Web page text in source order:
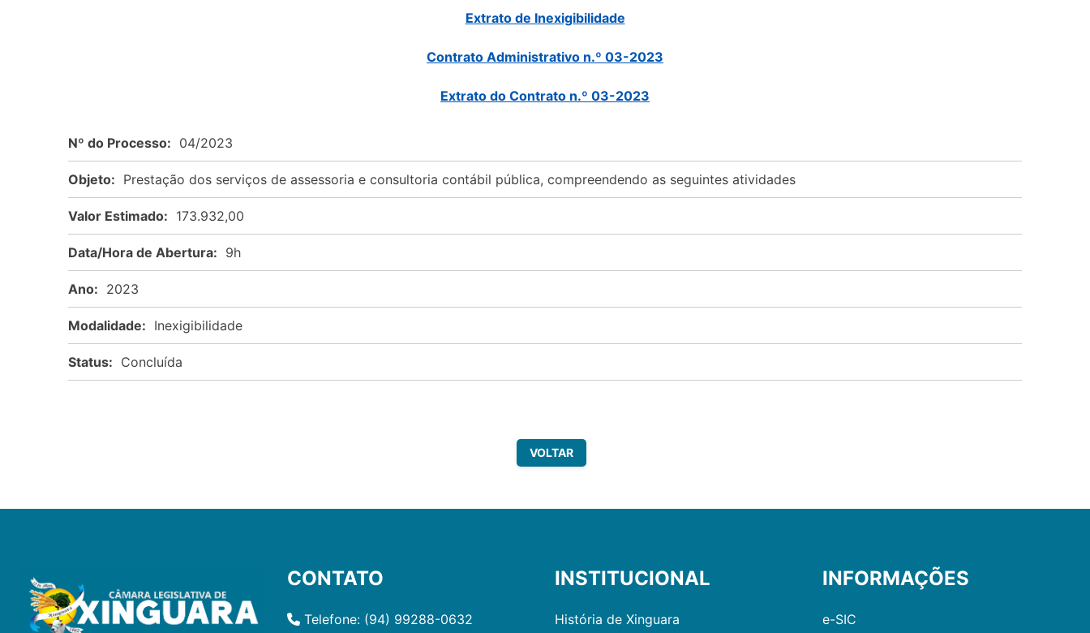
Extrato de Inexigibilidade
Contrato Administrativo n.º 03-2023
Extrato do Contrato n.º 03-2023
Nº do Processo: 04/2023
Objeto: Prestação dos serviços de assessoria e consultoria contábil pública, compreendendo as seguintes atividades
Valor Estimado: 173.932,00
Data/Hora de Abertura: 9h
Ano: 2023
Modalidade: Inexigibilidade
Status: Concluída
VOLTAR
CONTATO
Telefone: (94) 99288-0632
INSTITUCIONAL
História de Xinguara
INFORMAÇÕES
e-SIC